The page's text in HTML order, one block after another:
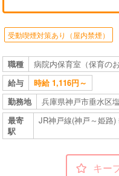
受動喫煙対策あり（屋内禁煙）
職種
病院内保育室（保育のお
給与
時給 1,116円～
勤務地
兵庫県神戸市垂水区
最寄
駅
キー